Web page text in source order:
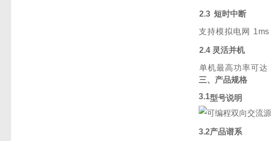
2.3 短时中断
支持模拟电网 1ms
2.4 灵活并机
单机最高功率可达
三、产品规格
3.1型号说明
3.2产品谱系